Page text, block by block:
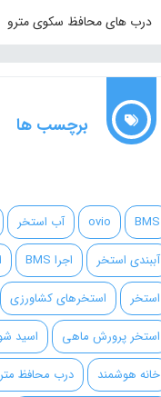
درب های محافظ سکوی مترو
برچسب ها
BMS
ovio آب استخر
آببندی استخر
اجرا BMS
استخر
استخرهای کشاورزی
استخر پرورش ماهی
اسید
خانه هوشمند
درب محافظ